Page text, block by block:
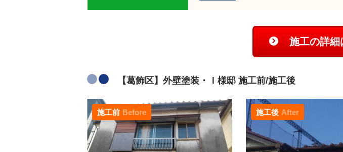
施工の詳細
【葛飾区】外壁塗装・Ｉ様邸 施工前/施工後
施工後 After
施工前 Before